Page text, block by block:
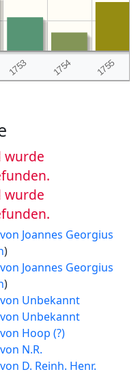
wurde
wurde
Joannes Georgius
)
Joannes Georgius
)
Unbekannt
Unbekannt
Hoop (?)
N.R.
D. Reinh. Henr.